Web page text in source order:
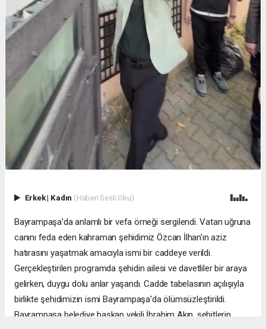
Erkek| Kadın (Haberi Sesli Oku)
Bayrampaşa'da anlamlı bir vefa örneği sergilendi. Vatan uğruna
canını feda eden kahraman şehidimiz Özcan İlhan'ın aziz
hatırasını yaşatmak amacıyla ismi bir caddeye verildi.
Gerçekleştirilen programda şehidin ailesi ve davetliler bir araya
gelirken, duygu dolu anlar yaşandı. Cadde tabelasının açılışıyla
birlikte şehidimizin ismi Bayrampaşa'da ölümsüzleştirildi.
Bayrampaşa belediye başkan vekili İbrahim Akın, şehitlerin